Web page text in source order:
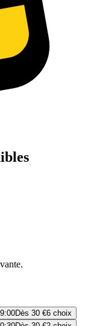
Dès 30 €6 choix